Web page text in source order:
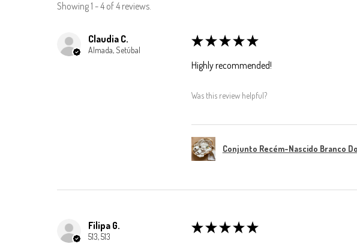
Showing 1 - 4 of 4 reviews.
Claudia C.
Almada, Setúbal
★ ★ ★ ★ ★
Highly recommended!
Was this review helpful?
Conjunto Recém-Nascido Branco
Filipa G.
513, 513
★ ★ ★ ★ ★